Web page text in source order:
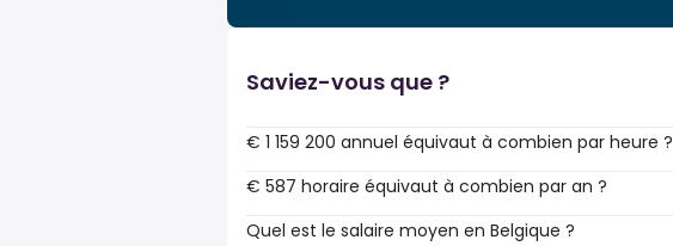
Saviez-vous que ?
€ 1 159 200 annuel équivaut à combien par heure ?
€ 587 horaire équivaut à combien par an ?
Quel est le salaire moyen en Belgique ?